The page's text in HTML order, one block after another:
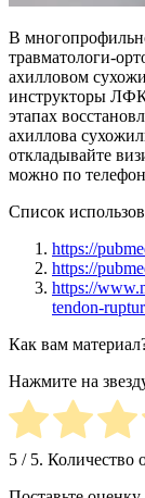
В
травматологи-
ахилловом
инструкторы
этапах
ахиллова
откладывайте
можно по
Список
https://
https://
https://
tendon-
Как вам
Нажмите на
5 / 5. Количество